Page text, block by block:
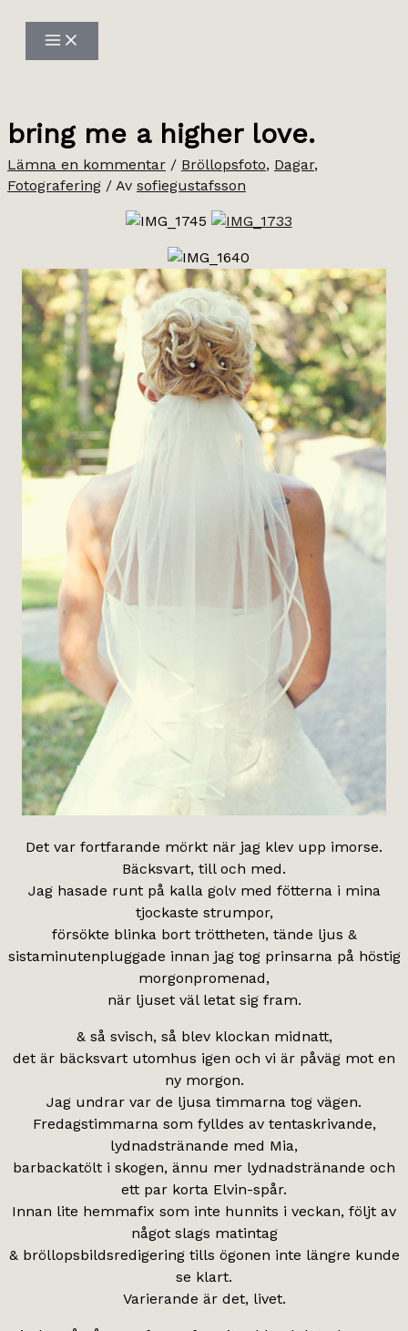
innehåll
bring me a higher love.
Lämna en kommentar / Bröllopsfoto, Dagar,
Fotografering / Av sofiegustafsson
Det var fortfarande mörkt när jag klev upp imorse.
Bäcksvart, till och med.
Jag hasade runt på kalla golv med fötterna i mina
tjockaste strumpor,
försökte blinka bort tröttheten, tände ljus &
sistaminutenpluggade innan jag tog prinsarna på höstig
morgonpromenad,
när ljuset väl letat sig fram.
& så svisch, så blev klockan midnatt,
det är bäcksvart utomhus igen och vi är påväg mot en
ny morgon.
Jag undrar var de ljusa timmarna tog vägen.
Fredagstimmarna som fylldes av tentaskrivande,
lydnadstränande med Mia,
barbackatölt i skogen, ännu mer lydnadstränande och
ett par korta Elvin-spår.
Innan lite hemmafix som inte hunnits i veckan, följt av
något slags matintag
& bröllopsbildsredigering tills ögonen inte längre kunde
se klart.
Varierande är det, livet.